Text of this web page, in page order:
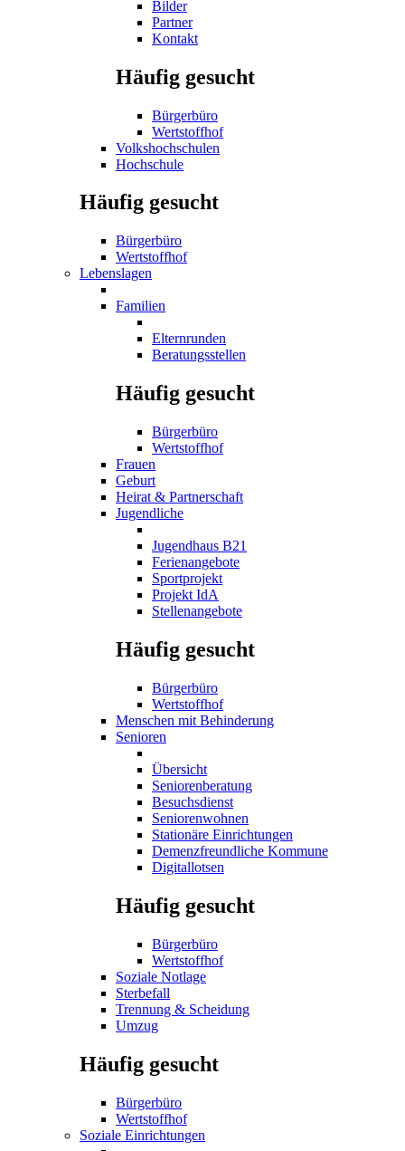
Bilder
Partner
Kontakt
Häufig gesucht
Bürgerbüro
Wertstoffhof
Volkshochschulen
Hochschule
Häufig gesucht
Bürgerbüro
Wertstoffhof
Lebenslagen
Familien
Elternrunden
Beratungsstellen
Häufig gesucht
Bürgerbüro
Wertstoffhof
Frauen
Geburt
Heirat & Partnerschaft
Jugendliche
Jugendhaus B21
Ferienangebote
Sportprojekt
Projekt IdA
Stellenangebote
Häufig gesucht
Bürgerbüro
Wertstoffhof
Menschen mit Behinderung
Senioren
Übersicht
Seniorenberatung
Besuchsdienst
Seniorenwohnen
Stationäre Einrichtungen
Demenzfreundliche Kommune
Digitallotsen
Häufig gesucht
Bürgerbüro
Wertstoffhof
Soziale Notlage
Sterbefall
Trennung & Scheidung
Umzug
Häufig gesucht
Bürgerbüro
Wertstoffhof
Soziale Einrichtungen